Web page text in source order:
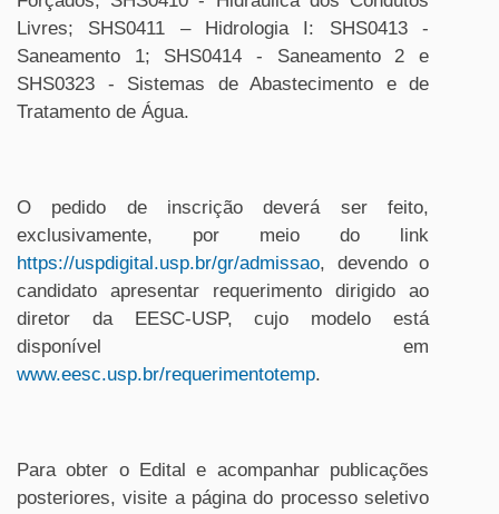
Livres; SHS0411 – Hidrologia I: SHS0413 -
Saneamento 1; SHS0414 - Saneamento 2 e
SHS0323 - Sistemas de Abastecimento e de
Tratamento de Água.
O pedido de inscrição deverá ser feito,
exclusivamente, por meio do link
https://uspdigital.usp.br/gr/admissao, devendo o
candidato apresentar requerimento dirigido ao
diretor da EESC-USP, cujo modelo está
disponível em
www.eesc.usp.br/requerimentotemp.
Para obter o Edital e acompanhar publicações
posteriores, visite a página do processo seletivo